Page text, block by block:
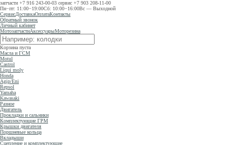
запчасти +7 916 243-00-03 сервис +7 903 208-11-00
Пн−пт: 11:00−19:00Сб: 10:00−16:00Вс — Выходной
СервисДоставкаОплатаКонтакты
Обратный звонок
Личный кабинет
МотозапчастиАксессуарыМоторезина
Корзина пуста
Масла и ГСМ
Motul
Castrol
Liqui moly
Honda
Agip/Eni
Repsol
Yamaha
Kawasaki
Разное
Двигатель
Прокладки и сальники
Комплектующие ГРМ
Крышки двигателя
Поршневые кольца
Вкладыши
Сцепление и комплектующие